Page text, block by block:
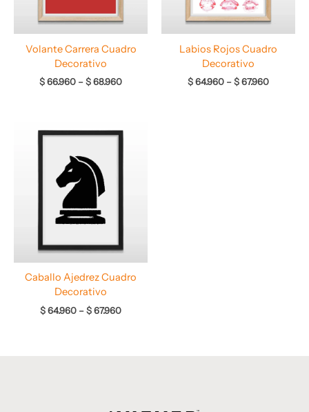
Volante Carrera Cuadro
Decorativo
$66.960 –$68.960
Labios Rojos Cuadro
Decorativo
$64.960 –$67.960
Caballo Ajedrez Cuadro
Decorativo
$64.960 –$67.960
de